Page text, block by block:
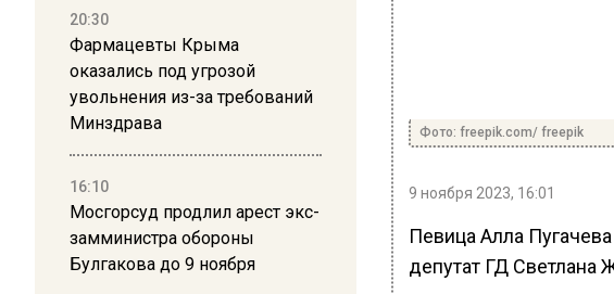
20:30
Фармацевты Крыма
оказались под угрозой
увольнения из-за требований
Минздрава
16:10
Мосгорсуд продлил арест экс-
замминистра обороны
Булгакова до 9 ноября
Фото: freepik.com/ freepik
9 ноября 2023, 16:01
Певица Алла
депутат ГД Светлана